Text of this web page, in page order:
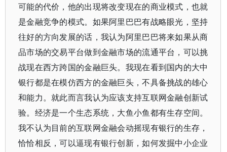
可能的代价，他的出现将改变现在的商业模式，也就
是金融竞争的模式。如果阿里巴巴有战略眼光，坚持
往好的方向发展的话，我认为阿里巴巴将来如果从商
品市场的交易平台做到金融市场的流通平台，可以挑
战现在西方跨国的金融巨头。我现在看到国内的大中
银行都是在模仿西方的金融巨头，不具备挑战的雄心
和能力。就此而言我认为应该支持互联网金融创新试
验。经济是一个生态系统，大鱼小鱼都有生存空间。
我不认为目前的互联网金融会动摇现有银行的生存，
恰恰相反，可以逼现有银行创新，如何发掘中小企业